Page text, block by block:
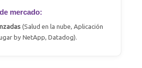
mercado:
(Salud en la nube,Aplicación
by NetApp,Datadog).